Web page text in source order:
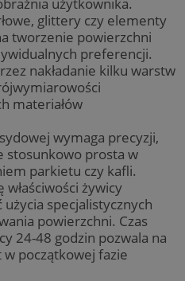
glittery czy elementy
tworzenie powierzchni
preferencji.
nakładanie kilku warstw
materiałów
wymaga precyzji,
stosunkowo prosta w
parkietu czy kafli.
żywicy
specjalistycznych
powierzchni. Czas
24-48 godzin pozwala na
początkowej fazie